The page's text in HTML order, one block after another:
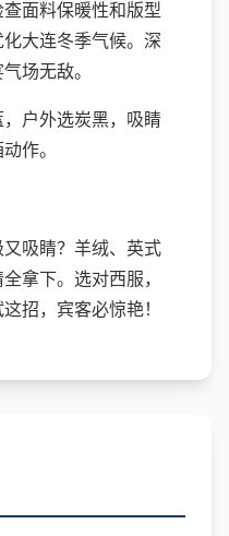
面料保暖性和版型
化大连冬季气候。深
场无敌。
，户外选炭黑，吸睛
作。
吸睛？羊绒、英式
拿下。选对西服，
招，宾客必惊艳！